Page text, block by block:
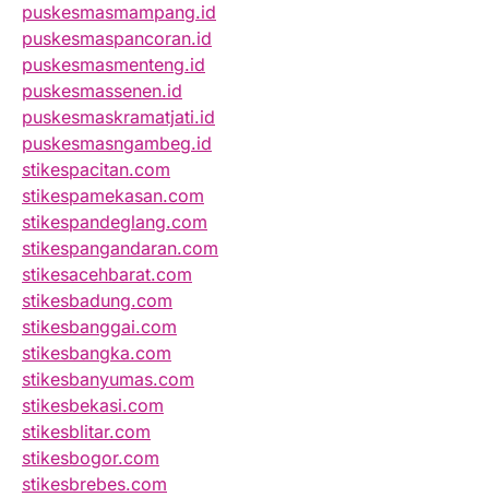
puskesmasmampang.id
puskesmaspancoran.id
puskesmasmenteng.id
puskesmassenen.id
puskesmaskramatjati.id
puskesmasngambeg.id
stikespacitan.com
stikespamekasan.com
stikespandeglang.com
stikespangandaran.com
stikesacehbarat.com
stikesbadung.com
stikesbanggai.com
stikesbangka.com
stikesbanyumas.com
stikesbekasi.com
stikesblitar.com
stikesbogor.com
stikesbrebes.com